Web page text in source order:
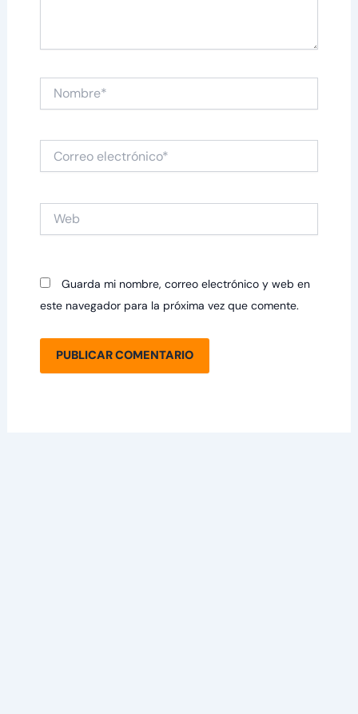
electrónico*
Guarda mi nombre, correo electrónico y web en
este navegador para la próxima vez que comente.